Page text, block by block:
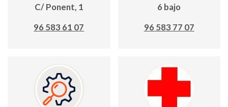
C/ Ponent, 1
96 583 61 07
6 bajo
96 583 77 07